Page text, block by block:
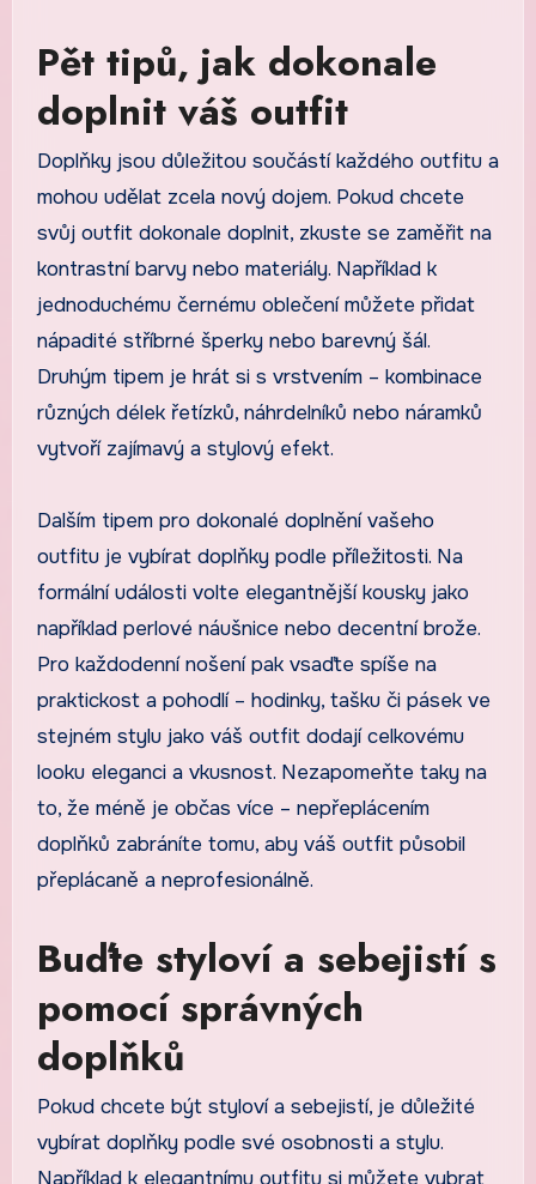
Pět tipů, jak dokonale
doplnit váš outfit
Doplňky jsou důležitou součástí každého outfitu a
mohou udělat zcela nový dojem. Pokud chcete
svůj outfit dokonale doplnit, zkuste se zaměřit na
kontrastní barvy nebo materiály. Například k
jednoduchému černému oblečení můžete přidat
nápadité stříbrné šperky nebo barevný šál.
Druhým tipem je hrát si s vrstvením – kombinace
různých délek řetízků, náhrdelníků nebo náramků
vytvoří zajímavý a stylový efekt.
Dalším tipem pro dokonalé doplnění vašeho
outfitu je vybírat doplňky podle příležitosti. Na
formální události volte elegantnější kousky jako
například perlové náušnice nebo decentní brože.
Pro každodenní nošení pak vsaďte spíše na
praktickost a pohodlí – hodinky, tašku či pásek ve
stejném stylu jako váš outfit dodají celkovému
looku eleganci a vkusnost. Nezapomeňte taky na
to, že méně je občas více – nepřeplácením
doplňků zabráníte tomu, aby váš outfit působil
přeplácaně a neprofesionálně.
Buďte styloví a sebejistí s
pomocí správných
doplňků
Pokud chcete být styloví a sebejistí, je důležité
vybírat doplňky podle své osobnosti a stylu.